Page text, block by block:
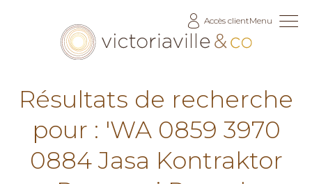
Accès clientMenu
Résultats de recherche
pour : 'WA 0859 3970
0884 Jasa Kontraktor